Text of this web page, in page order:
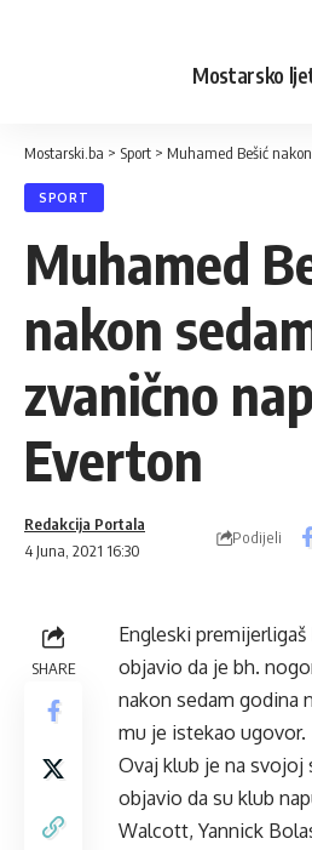
Mostarsko
Mostarski.ba > Sport > Muhamed Bešić nakon
SPORT
Muhamed
nakon
zvanično
Everton
4 Juna, 2021 16:30
Redakcija Portala
Podijeli
SHARE
Engleski
objavio da je bh.
nakon sedam godina
mu je istekao ugovor.
Ovaj klub je na svojoj
objavio da su klub
Walcott, Yannick